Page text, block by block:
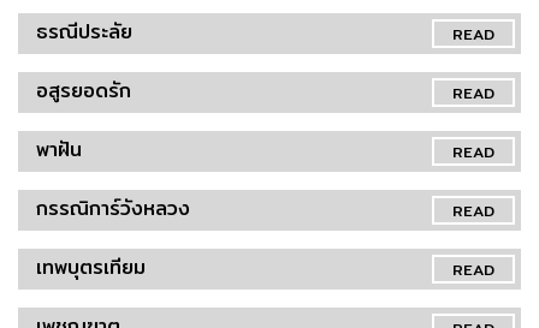
READ
ธรณีประลัย
READ
อสูรยอดรัก
READ
พาฝัน
READ
กรรณิการ์วังหลวง
READ
เทพบุตรเทียม